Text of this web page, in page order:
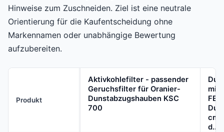
Hinweise zum Zuschneiden. Ziel ist eine neutrale
Orientierung für die Kaufentscheidung ohne
Markennamen oder unabhängige Bewertung
aufzubereiten.
Produkt
Aktivkohlefilter - passender
Geruchsfilter für Oranier-
Dunstabzugshauben KSC
700
mit
cm
d...